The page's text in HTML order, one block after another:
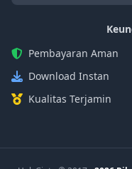
Pembayaran Aman
Download Instan
Kualitas Terjamin